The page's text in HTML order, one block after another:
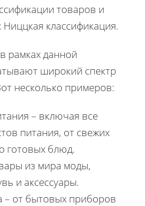
товаров и
Ниццкая классификация.
рамках данной
широкий спектр
несколько примеров:
– включая все
питания, от свежих
готовых блюд.
из мира моды,
и аксессуары.
– от бытовых приборов